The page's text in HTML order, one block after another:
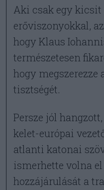
Aki csak egy
erőviszonyokkal,
hogy Klaus
természetesen
hogy megszerezze
tisztségét.
Persze jól
kelet-európai
atlanti katonai
ismerhette volna
hozzájárulását a